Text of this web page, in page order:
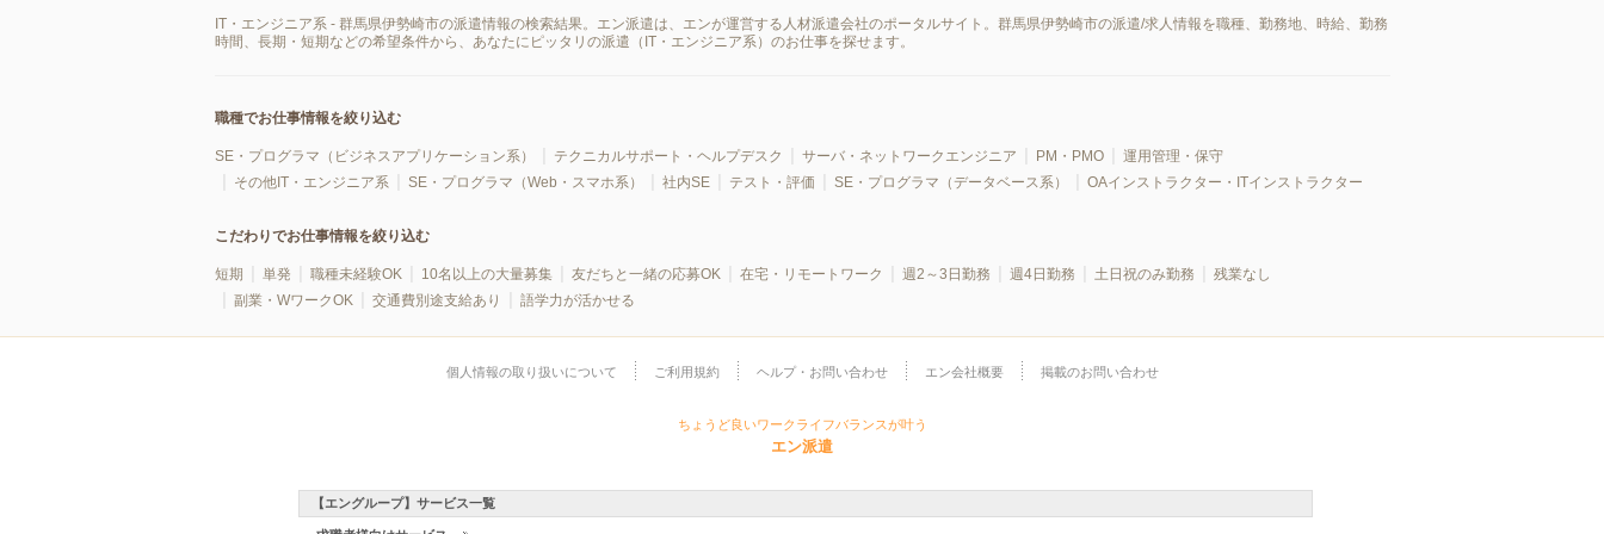
IT・エンジニア系 - 群馬県伊勢崎市の派遣情報の検索結果。エン派遣は、エンが運営する人材派遣会社のポータルサイト。群馬県伊勢崎市の派遣/求人情報を職種、勤務地、時給、勤務
時間、長期・短期などの希望条件から、あなたにピッタリの派遣（IT・エンジニア系）のお仕事を探せます。
職種でお仕事情報を絞り込む
SE・プログラマ（ビジネスアプリケーション系） テクニカルサポート・ヘルプデスク サーバ・ネットワークエンジニア PM・PMO
運用管理・保守
その他IT・エンジニア系
SE・プログラマ（Web・スマホ系） 社内SE テスト・評価 SE・プログラマ（データベース系） OAインストラクター・ITインストラクター
こだわりでお仕事情報を絞り込む
短期 単発 職種未経験OK 10名以上の大量募集 友だちと一緒の応募OK 在宅・リモートワーク 週2～3日勤務 週4日勤務 土日祝のみ勤務
残業なし
副業・WワークOK
交通費別途支給あり 語学力が活かせる
個人情報の取り扱いについて ご利用規約 ヘルプ・お問い合わせ エン会社概要 掲載のお問い合わせ
ちょうど良いワークライフバランスが叶う
エン派遣
【エングループ】サービス一覧